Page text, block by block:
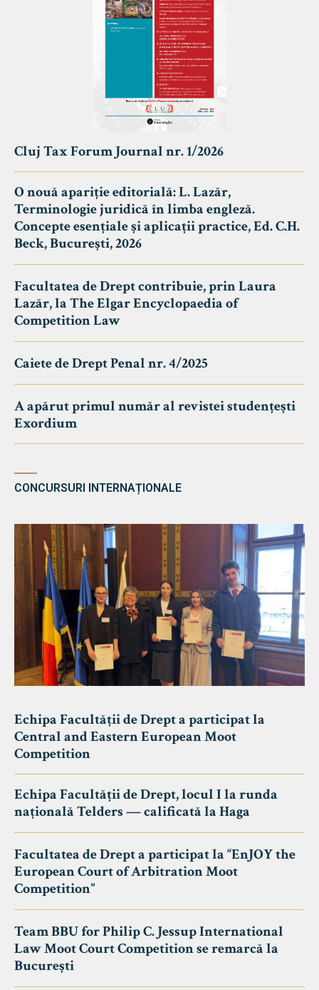
Cluj Tax Forum Journal nr. 1/2026
O nouă apariție editorială: L. Lazăr,
Terminologie juridică în limba engleză.
Concepte esențiale și aplicații practice, Ed. C.H.
Beck, București, 2026
Facultatea de Drept contribuie, prin Laura
Lazăr, la The Elgar Encyclopaedia of
Competition Law
Caiete de Drept Penal nr. 4/2025
A apărut primul număr al revistei studențești
Exordium
CONCURSURI INTERNAȚIONALE
Echipa Facultății de Drept a participat la
Central and Eastern European Moot
Competition
Echipa Facultății de Drept, locul I la runda
națională Telders — calificată la Haga
Facultatea de Drept a participat la “EnJOY the
European Court of Arbitration Moot
Competition”
Team BBU for Philip C. Jessup International
Law Moot Court Competition se remarcă la
București